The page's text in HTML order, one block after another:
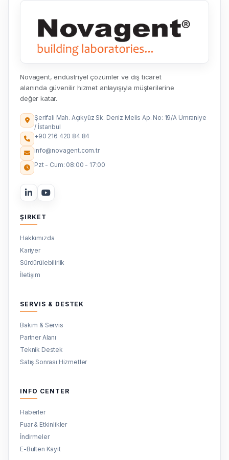
Novagent, endüstriyel çözümler ve dış ticaret
alanında güvenilir hizmet anlayışıyla müşterilerine
değer katar.
Şerifali Mah. Açıkyüz Sk. Deniz Melis Ap. No: 19/A Ümraniye
/ İstanbul
+90 216 420 84 84
info@novagent.com.tr
Pzt - Cum: 08:00 - 17:00
ŞIRKET
Hakkımızda
Kariyer
Sürdürülebilirlik
İletişim
SERVIS & DESTEK
Bakım & Servis
Partner Alanı
Teknik Destek
Satış Sonrası Hizmetler
INFO CENTER
Haberler
Fuar & Etkinlikler
İndirmeler
E-Bülten Kayıt